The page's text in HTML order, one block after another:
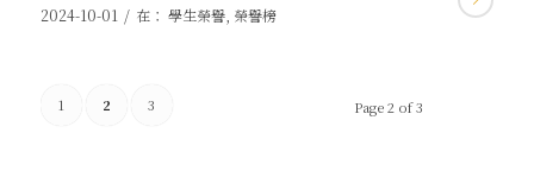
2024-10-01 / 在： 學生榮譽, 榮譽榜
Page 2 of 3
1 2 3